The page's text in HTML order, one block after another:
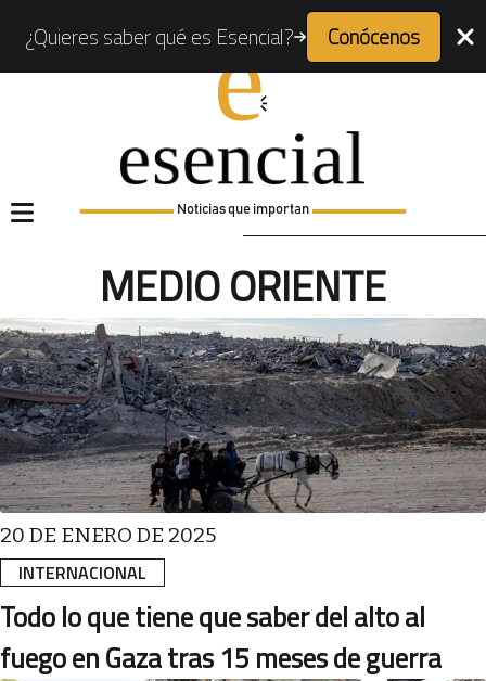
¿Quieres saber qué es Esencial? Conócenos
Noticias que importan
MEDIO ORIENTE
INTERNACIONAL
20 DE ENERO DE 2025
Todo lo que tiene que saber del alto al
fuego en Gaza tras 15 meses de guerra